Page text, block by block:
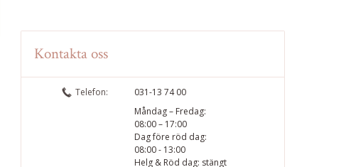
Kontakta oss
Telefon:
031-13 74 00
Måndag – Fredag:
08:00 – 17:00
Dag före röd dag:
08:00 - 13:00
Helg & Röd dag: stängt